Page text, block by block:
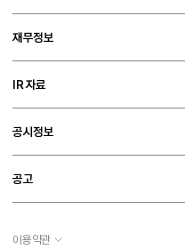
재무정보
IR 자료
공시정보
공고
이용약관